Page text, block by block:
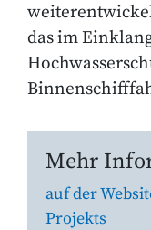
Mehr
auf der
Projekts
das im